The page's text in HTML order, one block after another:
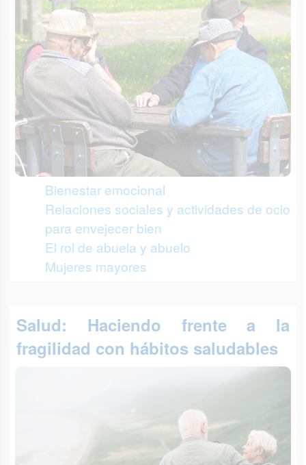
Bienestar emocional
Relaciones sociales y actividades de ocio
para envejecer bien
El rol de abuela y abuelo
Mujeres mayores
Salud: Haciendo frente a la
fragilidad con hábitos saludables